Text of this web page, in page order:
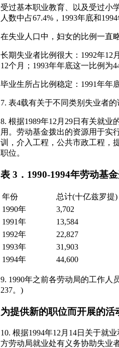
受过基本职业教育、以及受过小
人数中占67.4%，1993年底和
在失业人口中，妇女的比例一直
长期失业者比例很大：1992年12
12个月；1993年年底这一比例为
毕业生所占比例稳定：1991年年
7. 表4载有关于不同类别失业者的
8. 根据1989年12月29日有关就
用。劳动基金拨出的资源用于实
训，介入工程，公共市政工程，
职位。
表 3．1990-1994年劳动基
年份 总计(十亿兹罗提)
1990年
3,702
1991年
13,584
1992年
22,827
1993年
31,903
1994年
44,600
9. 1990年之前各劳动局的工作人
237。)
为提供新的职位而开展的活
10. 根据1994年12月14日关于就
方劳动局就业处有义务协助失业